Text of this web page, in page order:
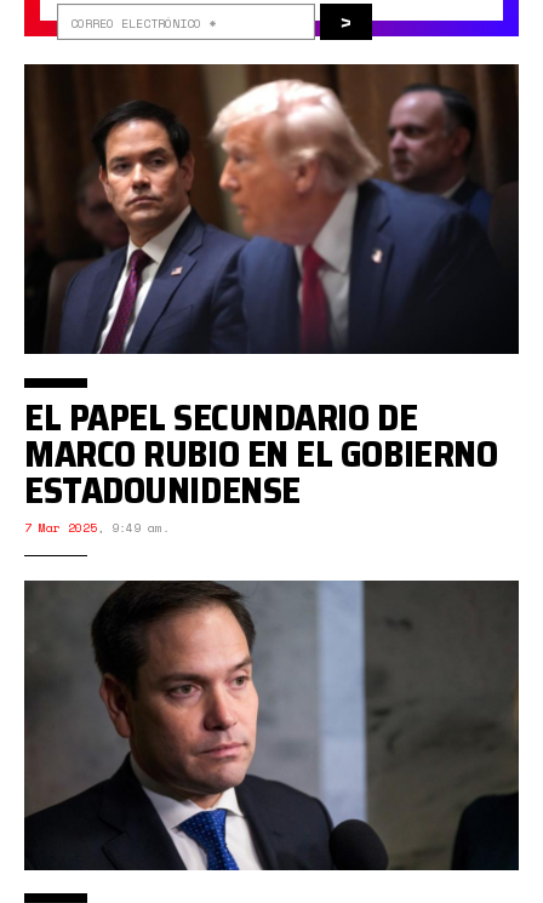
>
EL PAPEL SECUNDARIO DE
MARCO RUBIO EN EL GOBIERNO
ESTADOUNIDENSE
7 Mar 2025, 9:49 am.